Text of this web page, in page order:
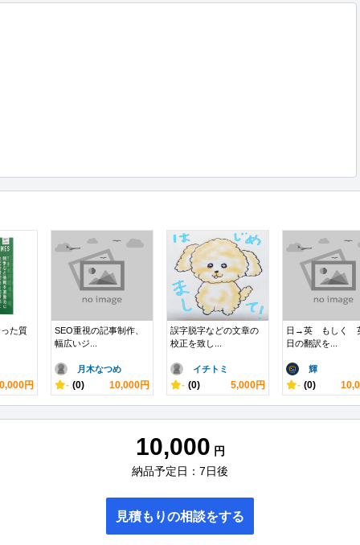
た質
円
SEO重視の記事制作、
幅広いジ...
月木なつめ
- (0) 10,000円
誤字脱字などの文章の
校正を致し...
イチトミ
- (0) 5,000円
日→英 もしく
日の翻訳を...
輝
- (0)
10,000 円
納品予定日：7日後
見積もりの相談をする